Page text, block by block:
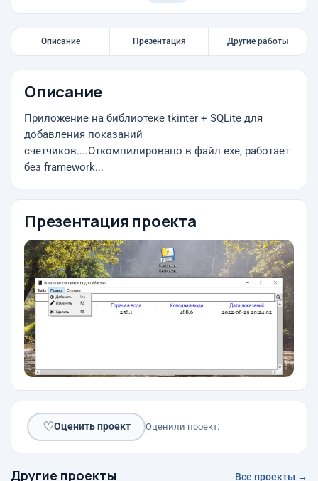
Описание Презентация Другие работы
Описание
Приложение на библиотеке tkinter + SQLite для
добавления показаний
счетчиков....Откомпилировано в файл ехе, работает
без framework...
Презентация проекта
♡Оценить проект Оценили проект:
Другие проекты Все проекты →